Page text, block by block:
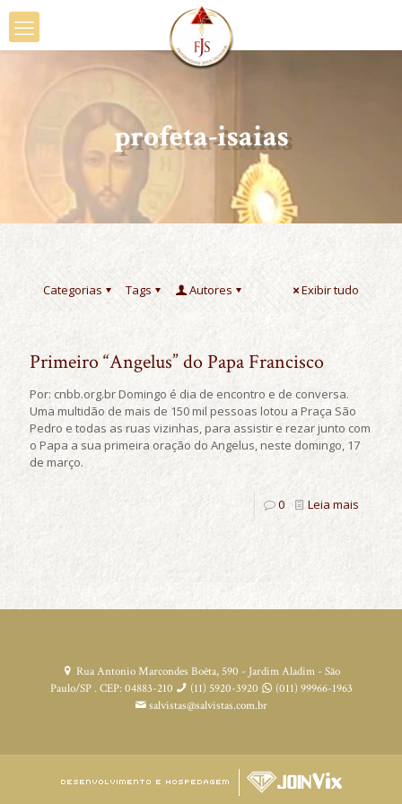
profeta-isaias
Categorias Tags Autores Exibir tudo
Primeiro “Angelus” do Papa Francisco
Por: cnbb.org.br Domingo é dia de encontro e de conversa.
Uma multidão de mais de 150 mil pessoas lotou a Praça São
Pedro e todas as ruas vizinhas, para assistir e rezar junto com
o Papa a sua primeira oração do Angelus, neste domingo, 17
de março.
0 Leia mais
Rua Antonio Marcondes Boêta, 590 - Jardim Aladim - São
Paulo/SP . CEP: 04883-210
(11) 5920-3920
(011) 99966-1963
salvistas@salvistas.com.br